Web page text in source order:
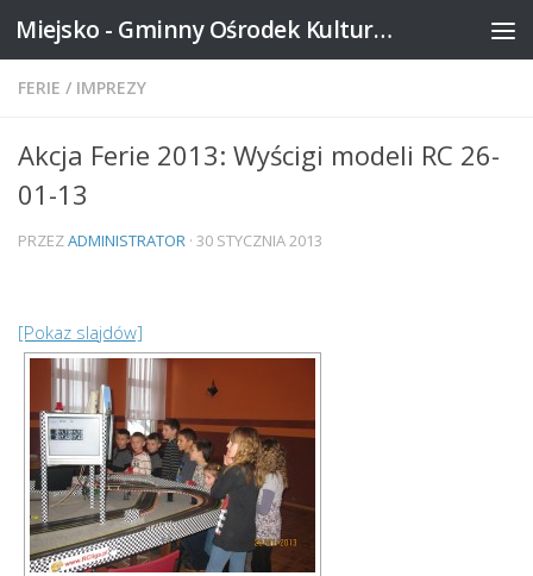
Skip to content Miejsko - Gminny Ośrodek Kultury w Mikstacie
FERIE / IMPREZY
Akcja Ferie 2013: Wyścigi modeli RC 26-
01-13
PRZEZADMINISTRATOR · 30 STYCZNIA 2013
[Pokaz slajdów]